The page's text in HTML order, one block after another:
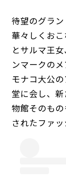
待望のグラ
華々しくお
とサルマ王
ンマークの
モナコ大公
堂に会し、
物館そのも
されたファッ